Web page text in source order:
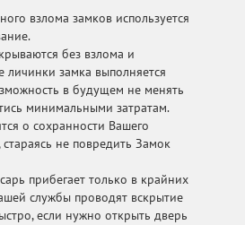
взлома замков используется
без взлома и
личинки замка выполняется
в будущем не менять
минимальными затратам.
о сохранности Вашего
не повредить Замок
прибегает только в крайних
службы проводят вскрытие
если нужно открыть дверь